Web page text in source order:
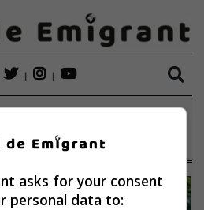
MELEI
asks for your consent
personal data to: